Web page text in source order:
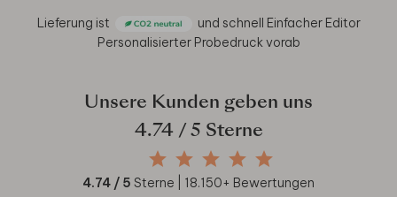
Lieferung ist und schnell Einfacher Editor
Personalisierter Probedruck vorab
Unsere Kunden geben uns
4.74/ 5 Sterne
4.74 / 5 Sterne | 18.150+ Bewertungen